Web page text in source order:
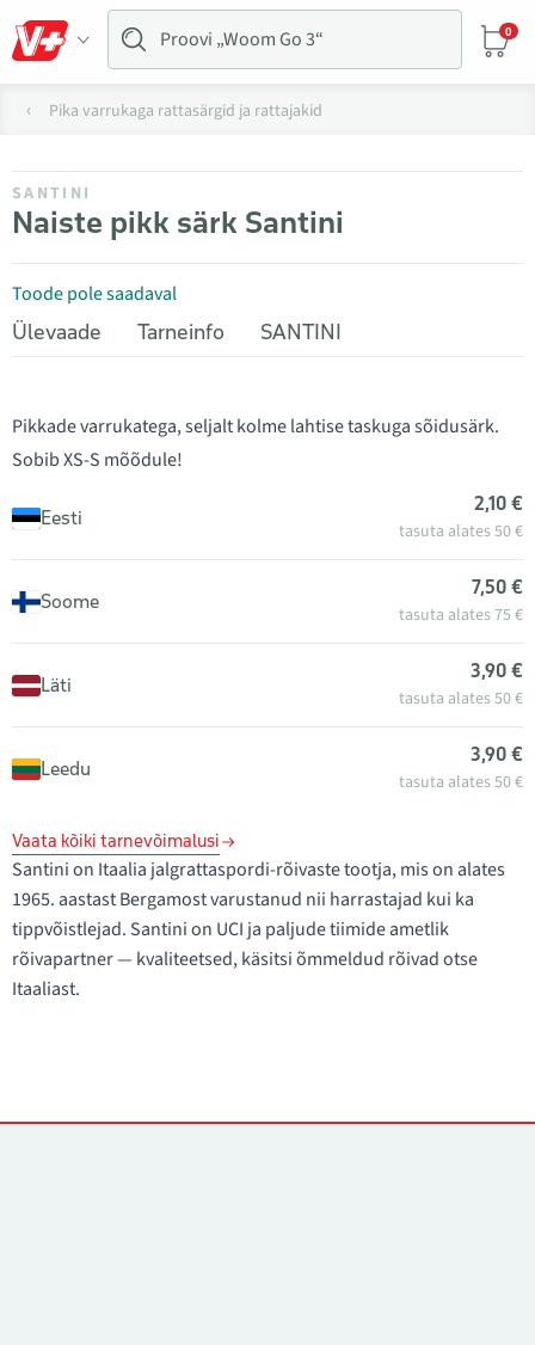
0
Pika varrukaga rattasärgid ja rattajakid
SANTINI
Naiste pikk särk Santini
Toode pole saadaval
Ülevaade
Tarneinfo SANTINI
Pikkade varrukatega, seljalt kolme lahtise taskuga sõidusärk.
Sobib XS-S mõõdule!
Eesti
2,10 €
tasuta alates 50 €
Soome
7,50 €
tasuta alates 75 €
Läti
3,90 €
tasuta alates 50 €
Leedu
3,90 €
tasuta alates 50 €
Vaata kõiki tarnevõimalusi
Santini on Itaalia jalgrattaspordi-rõivaste tootja, mis on alates
1965. aastast Bergamost varustanud nii harrastajad kui ka
tippvõistlejad. Santini on UCI ja paljude tiimide ametlik
rõivapartner — kvaliteetsed, käsitsi õmmeldud rõivad otse
Itaaliast.